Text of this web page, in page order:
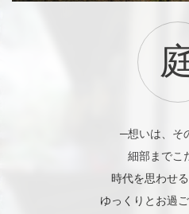
─想いは、そ
細部までこ
時代を思わせ
ゆっくりとお過